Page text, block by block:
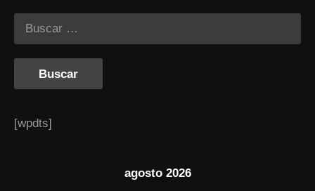
[wpdts]
agosto 2026